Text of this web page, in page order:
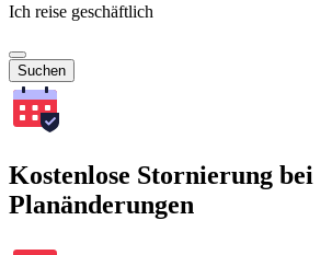
Ich reise geschäftlich
Suchen
Kostenlose Stornierung bei
Planänderungen